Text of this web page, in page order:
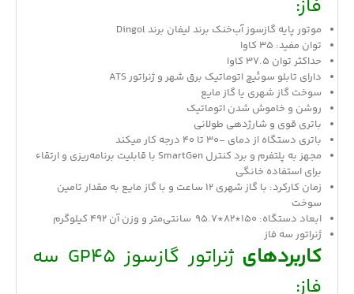
فاز:
موتور پایه گازسوز آب‌خنک برند لیفان برند Dingol
توان مفید: 35 کاوا
حداکثر توان 37.5 کاوا
دارای تابلو سوئیچ اتوماتیک برق شهر و ژنراتور ATS
سوخت گاز شهری یا گاز مایع
روشن و خاموش شدن اتوماتیک
باتری قوی و شارژدهی طولانی
باتری دستگاه از دمای -30 تا 40 درجه کار میکند
مجهز به پلتفرم و برد کنترل SmartGen با قابلیت برنامه‌ریزی و ارتقاء
برای استفاده خانگی
زمان کارکرد: با گاز شهری 12 ساعت و با گاز مایع به مقدار تامین
سوخت
ابعاد دستگاه: 150*82*95.7 سانتی‌متر و وزن آن 492 کیلوگرم
ژنراتور سه فاز
کاربردهای
ژنراتور گازسوز GP45 سه
فاز: